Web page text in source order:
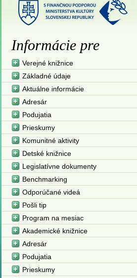
Informácie pre
Verejné knižnice
Základné údaje
Aktuálne informácie
Adresár
Podujatia
Prieskumy
Komunitné aktivity
Detské knižnice
Legislatívne dokumenty
Benchmarking
Odporúčané videá
Pošli tip
Program na mesiac
Akademické knižnice
Adresár
Podujatia
Prieskumy